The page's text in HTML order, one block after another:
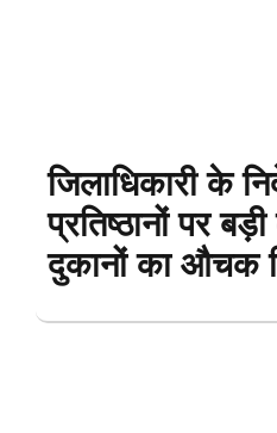
जिलाधिकारी के
प्रतिष्ठानों पर
दुकानों का औचक